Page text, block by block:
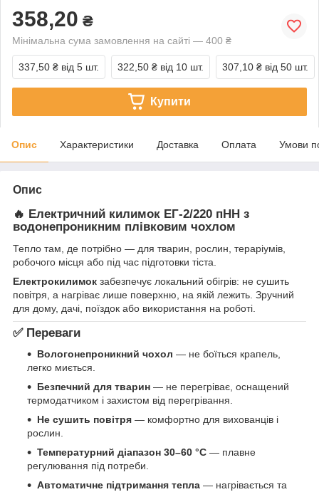
358,20 ₴
Мінімальна сума замовлення на сайті — 400 ₴
337,50 ₴ від 5 шт. 322,50 ₴ від 10 шт. 307,10 ₴ від 50 шт.
Купити
Опис Характеристики Доставка Оплата Умови
Опис
🔥 Електричний килимок ЕГ-2/220 пНН з
водонепроникним плівковим чохлом
Тепло там, де потрібно — для тварин, рослин, тераріумів,
робочого місця або під час підготовки тіста.
Електрокилимок забезпечує локальний обігрів: не сушить
повітря, а нагріває лише поверхню, на якій лежить. Зручний
для дому, дачі, поїздок або використання на роботі.
✅ Переваги
Вологонепроникний чохол — не боїться крапель,
легко миється.
Безпечний для тварин — не перегріває, оснащений
термодатчиком і захистом від перегрівання.
Не сушить повітря — комфортно для вихованців і
рослин.
Температурний діапазон 30–60 °C — плавне
регулювання під потреби.
Автоматичне підтримання тепла — нагрівається та